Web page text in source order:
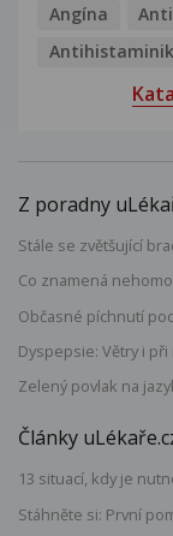
Angína
Z poradny
Stále se zvětšující
Co znamená
Občasné píchnutí
Dyspepsie: Větry i
Zelený povlak na
Články
13 situací, kdy je
Stáhněte si: První